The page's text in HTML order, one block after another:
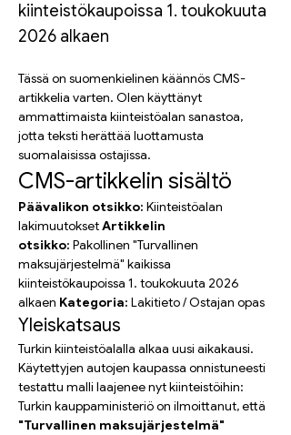
kiinteistökaupoissa 1. toukokuuta
2026 alkaen
Tässä on suomenkielinen käännös CMS-
artikkelia varten. Olen käyttänyt
ammattimaista kiinteistöalan sanastoa,
jotta teksti herättää luottamusta
suomalaisissa ostajissa.
CMS-artikkelin sisältö
Päävalikon otsikko: Kiinteistöalan
lakimuutokset Artikkelin
otsikko: Pakollinen "Turvallinen
maksujärjestelmä" kaikissa
kiinteistökaupoissa 1. toukokuuta 2026
alkaen Kategoria: Lakitieto / Ostajan opas
Yleiskatsaus
Turkin kiinteistöalalla alkaa uusi aikakausi.
Käytettyjen autojen kaupassa onnistuneesti
testattu malli laajenee nyt kiinteistöihin:
Turkin kauppaministeriö on ilmoittanut, että
"Turvallinen maksujärjestelmä"